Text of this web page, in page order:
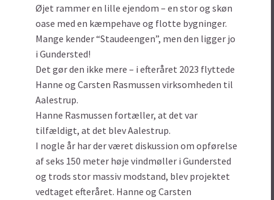
Øjet rammer en lille ejendom – en stor og skøn
oase med en kæmpehave og flotte bygninger.
Mange kender “Staudeengen”, men den ligger jo
i Gundersted!
Det gør den ikke mere – i efteråret 2023 flyttede
Hanne og Carsten Rasmussen virksomheden til
Aalestrup.
Hanne Rasmussen fortæller, at det var
tilfældigt, at det blev Aalestrup.
I nogle år har der været diskussion om opførelse
af seks 150 meter høje vindmøller i Gundersted
og trods stor massiv modstand, blev projektet
vedtaget efteråret. Hanne og Carsten